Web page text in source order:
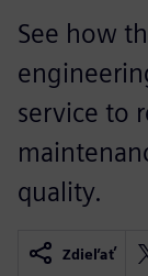
See how
service to
quality.
Zdieľať